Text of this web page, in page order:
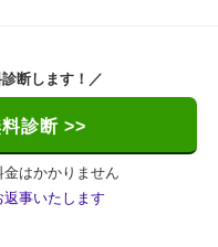
断します！／
診断 >>
はかかりません
事いたします